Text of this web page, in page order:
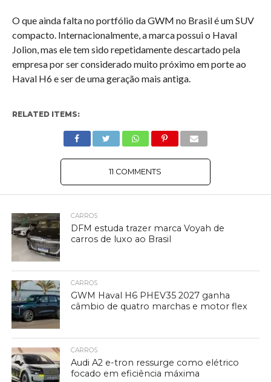
O que ainda falta no portfólio da GWM no Brasil é um SUV
compacto. Internacionalmente, a marca possui o Haval
Jolion, mas ele tem sido repetidamente descartado pela
empresa por ser considerado muito próximo em porte ao
Haval H6 e ser de uma geração mais antiga.
RELATED ITEMS:
11 COMMENTS
CARROS
DFM estuda trazer marca Voyah de
carros de luxo ao Brasil
CARROS
GWM Haval H6 PHEV35 2027 ganha
câmbio de quatro marchas e motor flex
CARROS
Audi A2 e-tron ressurge como elétrico
focado em eficiência máxima